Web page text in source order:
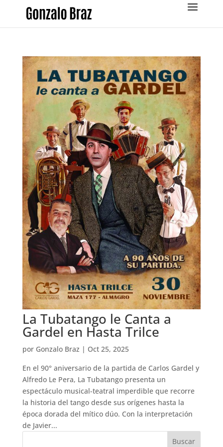
La Tubatango le Canta a
Gardel en Hasta Trilce
por Gonzalo Braz | Oct 25, 2025
En el 90° aniversario de la partida de Carlos Gardel y
Alfredo Le Pera, La Tubatango presenta un
espectáculo musical-teatral imperdible que recorre
la historia del tango desde sus orígenes hasta la
época dorada del mítico dúo. Con la interpretación
de Javier...